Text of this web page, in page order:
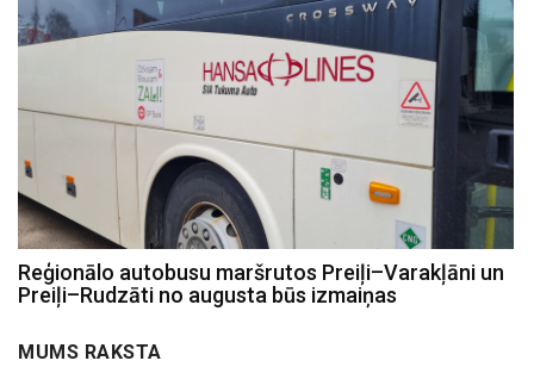
Reģionālo autobusu maršrutos Preiļi–Varakļāni un
Preiļi–Rudzāti no augusta būs izmaiņas
MUMS RAKSTA